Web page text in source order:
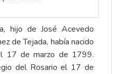
hijo de José Acevedo
de Tejada, había nacido
17 de marzo de 1799.
del Rosario el 17 de